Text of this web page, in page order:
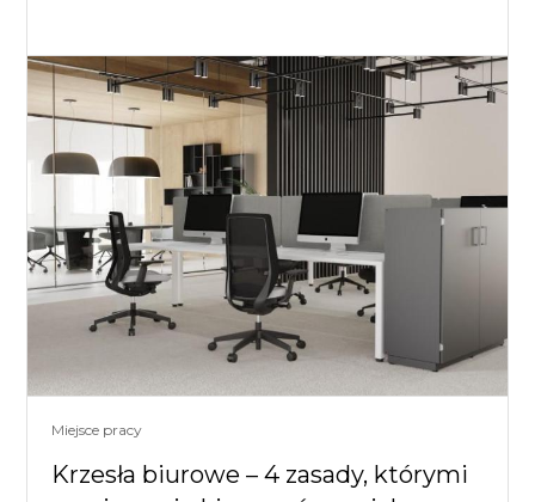
Miejsce pracy
Krzesła biurowe – 4 zasady, którymi